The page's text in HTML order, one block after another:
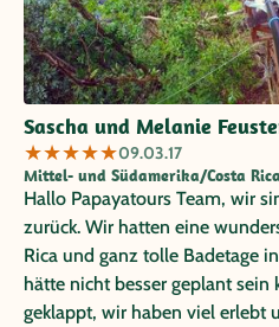
Sascha und Melanie
★★★★★09.03.17
Mittel- und Südamerika/Costa
Hallo Papayatours Team, wir
zurück. Wir hatten eine
Rica und ganz tolle Badetage
hätte nicht besser geplant sein
geklappt, wir haben viel erlebt